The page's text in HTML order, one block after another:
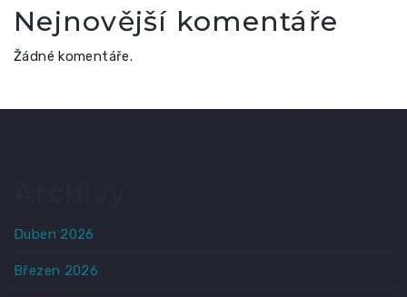
Nejnovější komentáře
Žádné komentáře.
Duben 2026
Březen 2026